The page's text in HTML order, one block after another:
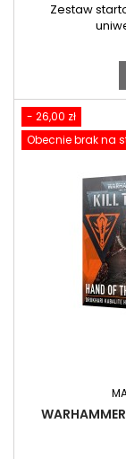
Zestaw
- 26,00 zł
Obecnie brak na